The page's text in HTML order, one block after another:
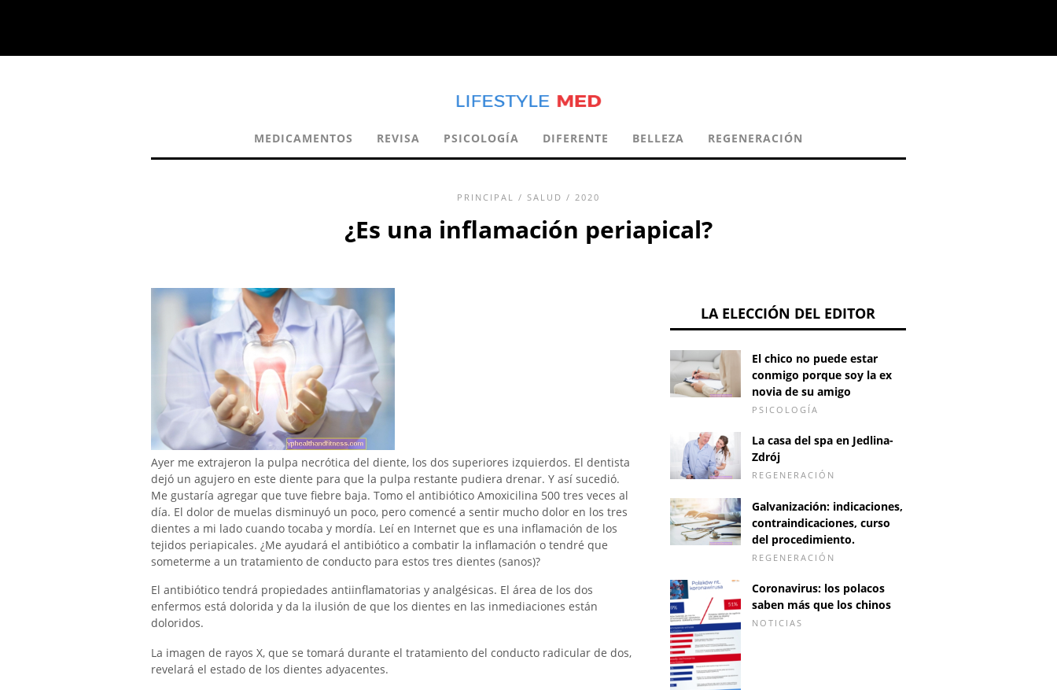
MEDICAMENTOS REVISA PSICOLOGÍA DIFERENTE BELLEZA REGENERACIÓN
PRINCIPAL / SALUD / 2020
¿Es una inflamación periapical?
Ayer me extrajeron la pulpa necrótica del diente, los dos superiores izquierdos. El dentista
dejó un agujero en este diente para que la pulpa restante pudiera drenar. Y así sucedió.
Me gustaría agregar que tuve fiebre baja. Tomo el antibiótico Amoxicilina 500 tres veces al
día. El dolor de muelas disminuyó un poco, pero comencé a sentir mucho dolor en los tres
dientes a mi lado cuando tocaba y mordía. Leí en Internet que es una inflamación de los
tejidos periapicales. ¿Me ayudará el antibiótico a combatir la inflamación o tendré que
someterme a un tratamiento de conducto para estos tres dientes (sanos)?
El antibiótico tendrá propiedades antiinflamatorias y analgésicas. El área de los dos
enfermos está dolorida y da la ilusión de que los dientes en las inmediaciones están
doloridos.
La imagen de rayos X, que se tomará durante el tratamiento del conducto radicular de dos,
revelará el estado de los dientes adyacentes.
LA ELECCIÓN DEL EDITOR
El chico no puede estar
conmigo porque soy la ex
novia de su amigo
PSICOLOGÍA
La casa del spa en Jedlina-
Zdrój
REGENERACIÓN
Galvanización: indicaciones,
contraindicaciones, curso
del procedimiento.
REGENERACIÓN
Coronavirus: los polacos
saben más que los chinos
NOTICIAS